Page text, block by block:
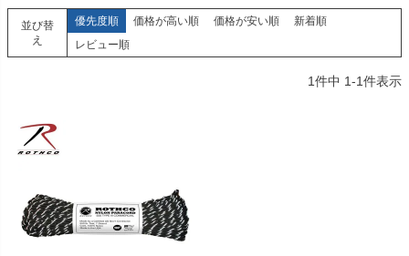
並び替
え
優先度順 価格が高い順 価格が安い順
新着順
レビュー順
1件中 1-1件表示